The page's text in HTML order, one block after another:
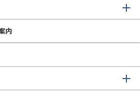
内